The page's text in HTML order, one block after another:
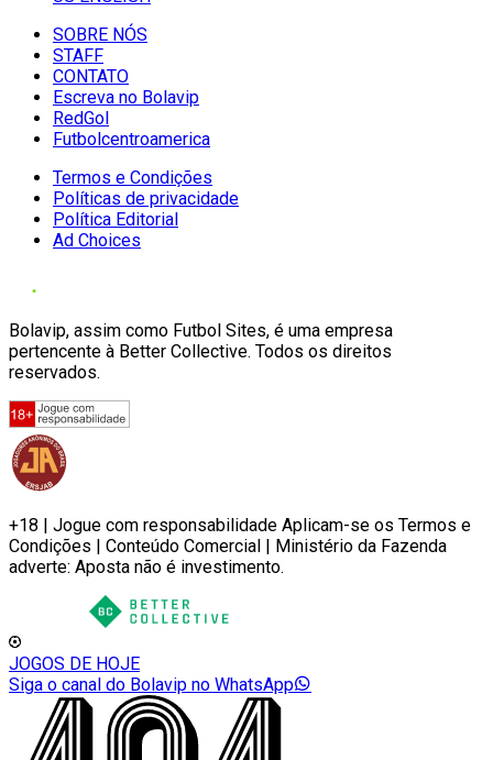
SOBRE NÓS
STAFF
CONTATO
Escreva no Bolavip
RedGol
Futbolcentroamerica
Termos e Condições
Políticas de privacidade
Política Editorial
Ad Choices
Bolavip, assim como Futbol Sites, é uma empresa
pertencente à Better Collective. Todos os direitos
reservados.
+18 | Jogue com responsabilidade Aplicam-se os Termos e
Condições | Conteúdo Comercial | Ministério da Fazenda
adverte: Aposta não é investimento.
JOGOS DE HOJE
Siga o canal do Bolavip no WhatsApp